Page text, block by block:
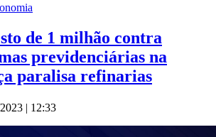
de 1 milhão contra
previdenciárias na
paralisa refinarias
| 12:33